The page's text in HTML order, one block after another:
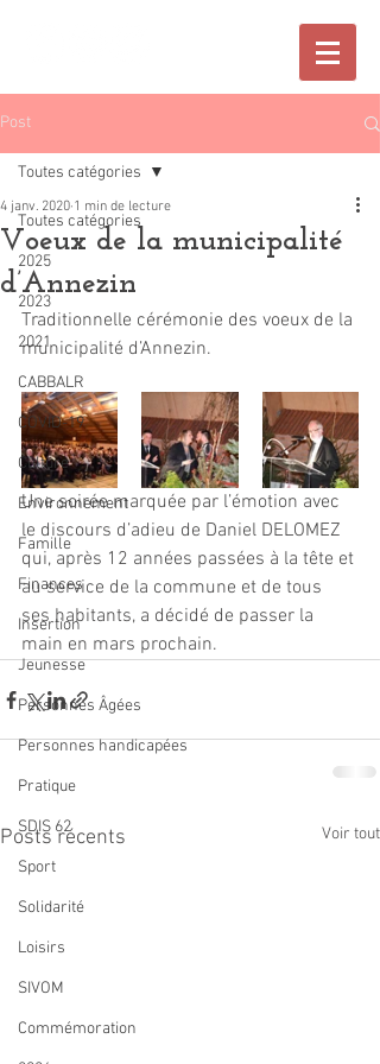
Post
Toutes catégories
2025
2023
2021
CABBALR
COVID-19
Culture
Environnement
Famille
Finances
Insertion
Jeunesse
Personnes Âgées
Personnes handicapées
Pratique
SDIS 62
Sport
Solidarité
Loisirs
SIVOM
Commémoration
Toutes catégories
Voeux de la municipalité
d’Annezin
4 janv. 2020 1 min de lecture
Traditionnelle cérémonie des voeux de la
municipalité d’Annezin.
Une soirée marquée par l’émotion avec
le discours d’adieu de Daniel DELOMEZ
qui, après 12 années passées à la tête et
au service de la commune et de tous
ses habitants, a décidé de passer la
main en mars prochain.
Posts récents Voir tout